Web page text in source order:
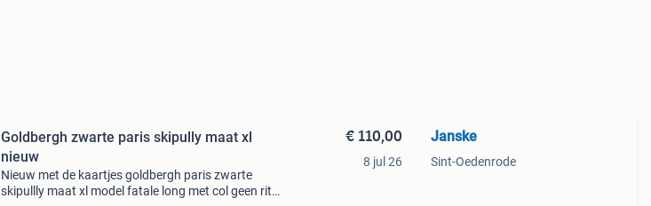
Goldbergh zwarte paris skipully maat xl
nieuw
Nieuw met de kaartjes goldbergh paris zwarte
skipullly maat xl model fatale long met col geen rits
€ 110,00
8 jul 26
Janske
Sint-Oedenrode